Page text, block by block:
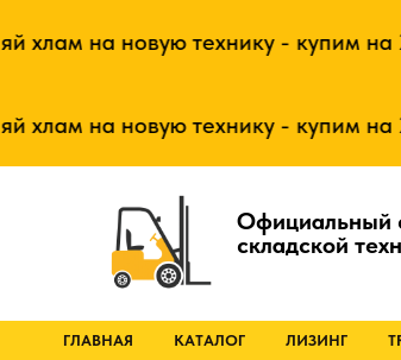
новую технику - купим на 20%
новую технику - купим на 20%
Официальный
складской
ГЛАВНАЯ КАТАЛОГ ЛИЗИНГ